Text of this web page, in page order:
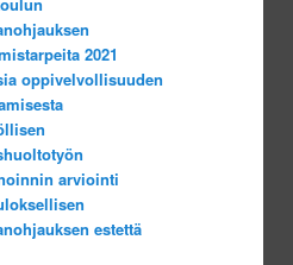
2021
oppivelvollisuuden
arviointi
estettä